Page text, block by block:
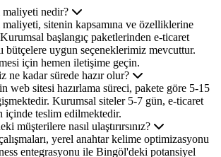
nedir?
sitenin kapsamına ve özelliklerine
başlangıç paketlerinden e-ticaret
bütçelere uygun seçeneklerimiz mevcuttur.
için hemen iletişime geçin.
ne kadar sürede hazır olur?
web sitesi hazırlama süreci, pakete göre 5-15
Kurumsal siteler 5-7 gün, e-ticaret
içinde teslim edilmektedir.
müşterilere nasıl ulaştırırsınız?
yerel anahtar kelime optimizasyonu
entegrasyonu ile Bingöl'deki potansiyel